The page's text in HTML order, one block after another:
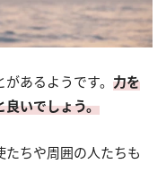
あるようです。 力を
良いでしょう。
ちや周囲の人たちも